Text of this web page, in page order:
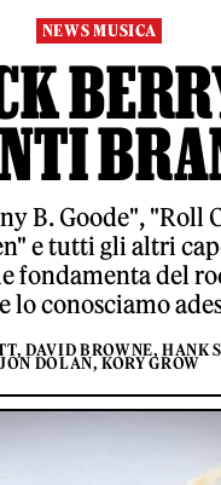
NEWS MUSICA
B. Goode", "Roll
e tutti gli altri
fondamenta del
lo conosciamo
DAVID BROWNE, HANK
DOLAN, KORY GROW